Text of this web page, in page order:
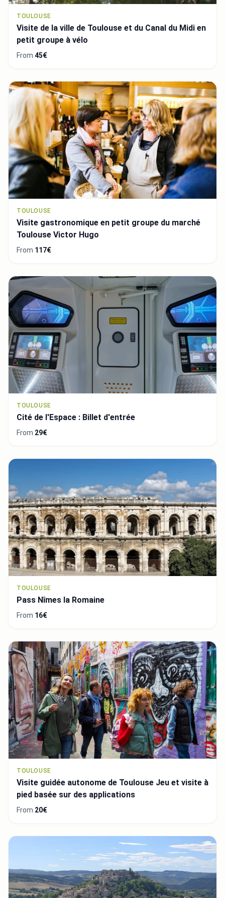
TOULOUSE
Visite de la ville de Toulouse et du Canal du Midi en
petit groupe à vélo
From 45€
TOULOUSE
Visite gastronomique en petit groupe du marché
Toulouse Victor Hugo
From 117€
TOULOUSE
Cité de l'Espace : Billet d'entrée
From 29€
TOULOUSE
Pass Nîmes la Romaine
From 16€
TOULOUSE
Visite guidée autonome de Toulouse Jeu et visite à
pied basée sur des applications
From 20€